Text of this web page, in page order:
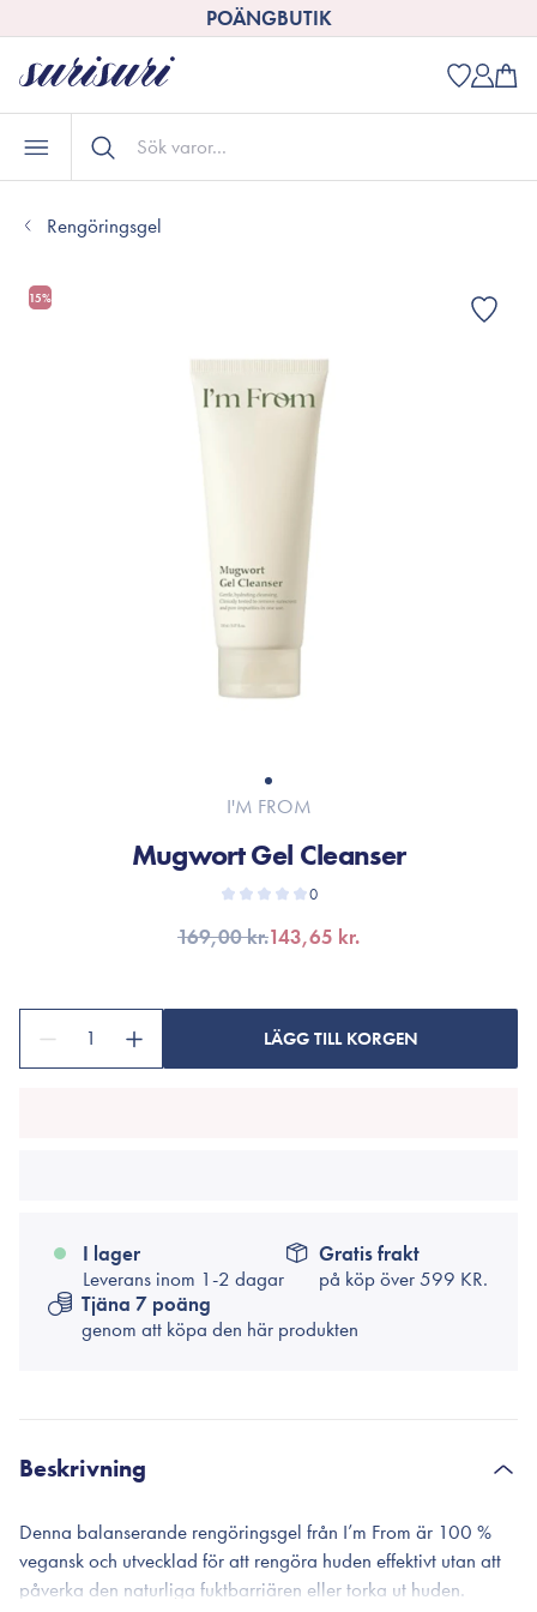
POÄNGBUTIK
Rengöringsgel
15%
I'M FROM
Mugwort Gel Cleanser
0
169,00 kr.143,65 kr.
1 LÄGG TILL KORGEN
I lager
Leverans inom 1-2 dagar
Gratis frakt
på köp över599 KR.
Tjäna 7 poäng
genom att köpa den här produkten
Beskrivning
Denna balanserande rengöringsgel från I’m From är 100 %
vegansk och utvecklad för att rengöra huden effektivt utan att
påverka den naturliga fuktbarriären eller torka ut huden.